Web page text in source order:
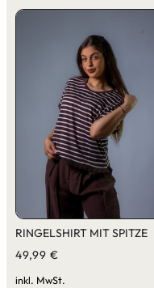
RINGELSHIRT MIT SPITZE
49,99 €
inkl. MwSt.